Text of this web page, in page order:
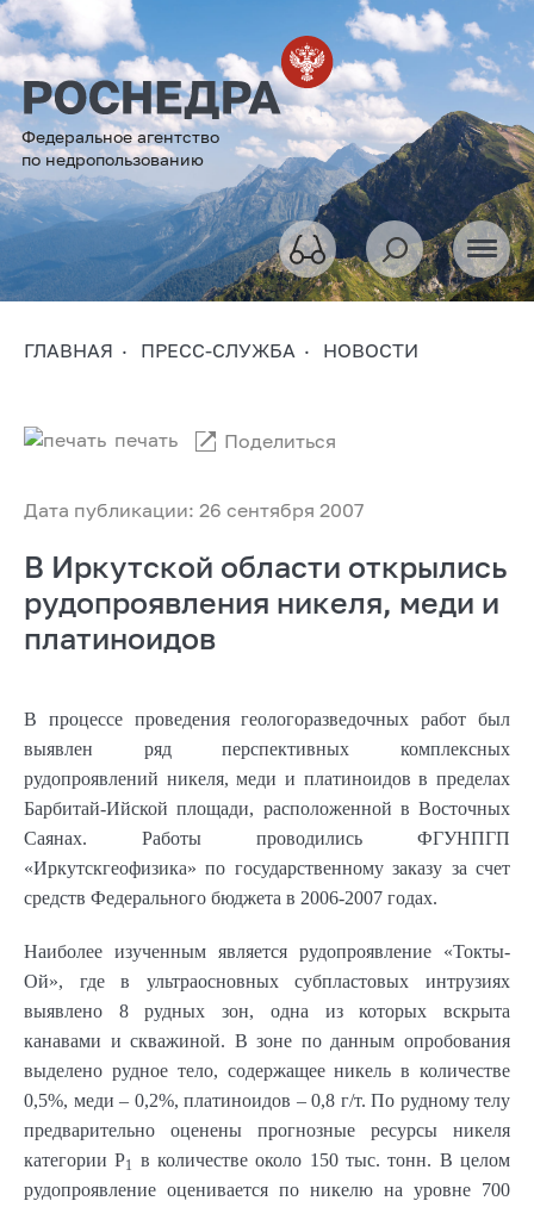
Федеральное агентство
по недропользованию
ГЛАВНАЯ ПРЕСС-СЛУЖБА НОВОСТИ
Дата публикации: 26 сентября 2007
печать Поделиться
В Иркутской области открылись
рудопроявления никеля, меди и
платиноидов
В процессе проведения геологоразведочных работ был
выявлен ряд перспективных комплексных
рудопроявлений никеля, меди и платиноидов в пределах
Барбитай-Ийской площади, расположенной в Восточных
Саянах. Работы проводились ФГУНПГП
«Иркутскгеофизика» по государственному заказу за счет
средств Федерального бюджета в 2006-2007 годах.
Наиболее изученным является рудопроявление «Токты-
Ой», где в ультраосновных субпластовых интрузиях
выявлено 8 рудных зон, одна из которых вскрыта
канавами и скважиной. В зоне по данным опробования
выделено рудное тело, содержащее никель в количестве
0,5%, меди – 0,2%, платиноидов – 0,8 г/т. По рудному телу
предварительно оценены прогнозные ресурсы никеля
категории Р1
в количестве около 150 тыс. тонн. В целом
рудопроявление оценивается по никелю на уровне 700